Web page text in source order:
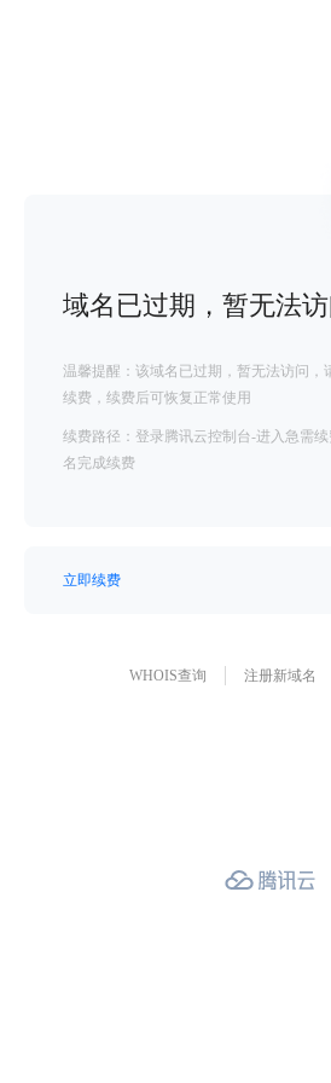
域名已过期，暂无法
温馨提醒：该域名已过期，暂无法访问，
续费，续费后可恢复正常使用
续费路径：登录腾讯云控制台-进入急需
名完成续费
立即续费
WHOIS查询 注册新域名